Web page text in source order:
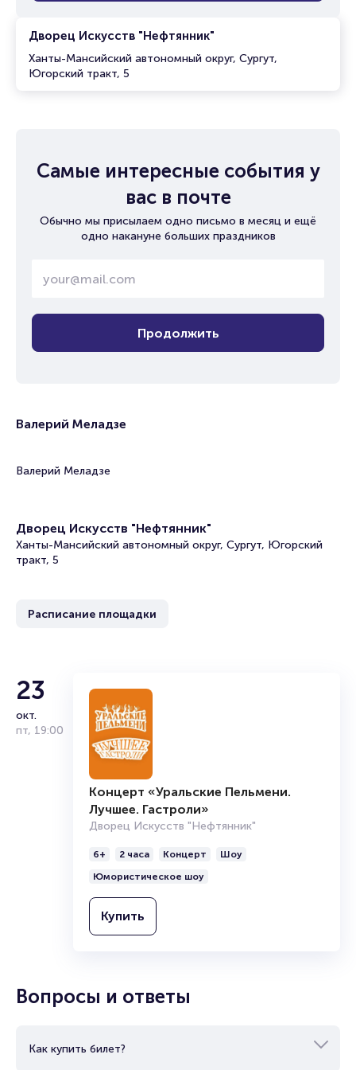
Дворец Искусств "Нефтянник"
Ханты-Мансийский автономный округ, Сургут,
Югорский тракт, 5
Самые интересные события у
вас в почте
Обычно мы присылаем одно письмо в месяц и ещё
одно накануне больших праздников
Продолжить
Валерий Меладзе
Валерий Меладзе
Дворец Искусств "Нефтянник"
Ханты-Мансийский автономный округ, Сургут, Югорский
тракт, 5
Расписание площадки
23
окт.
пт, 19:00
Концерт «Уральские Пельмени.
Лучшее. Гастроли»
Дворец Искусств "Нефтянник"
6+ 2 часа Концерт
Шоу
Юмористическое шоу
Купить
Вопросы и ответы
Как купить билет?